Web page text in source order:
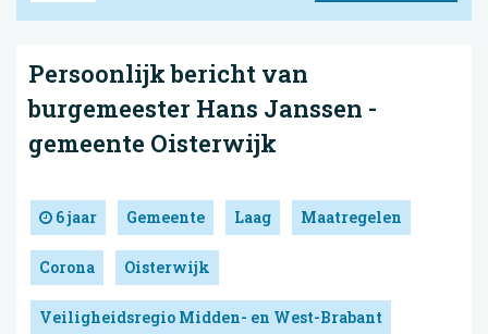
Persoonlijk bericht van
burgemeester Hans Janssen -
gemeente Oisterwijk
6 jaar Gemeente Laag Maatregelen
Corona Oisterwijk
Veiligheidsregio Midden- en West-Brabant